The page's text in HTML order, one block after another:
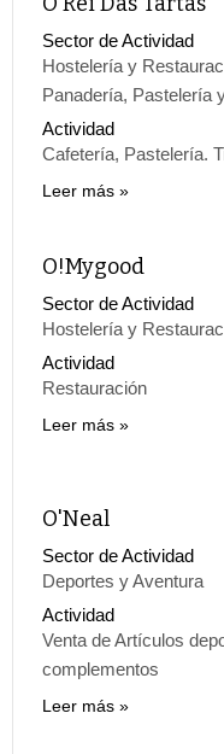
Sector de Actividad
Hostelería y
Panadería, Pastelería
Actividad
Cafetería, Pastelería.
Leer más
O!Mygood
Sector de Actividad
Hostelería y
Actividad
Restauración
Leer más
O'Neal
Sector de Actividad
Deportes y Aventura
Actividad
Venta de Artículos
complementos
Leer más